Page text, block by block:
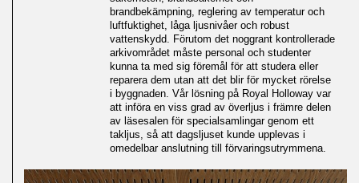
brandbekämpning, reglering av temperatur och
luftfuktighet, låga ljusnivåer och robust
vattenskydd. Förutom det noggrant kontrollerade
arkivområdet måste personal och studenter
kunna ta med sig föremål för att studera eller
reparera dem utan att det blir för mycket rörelse
i byggnaden. Vår lösning på Royal Holloway var
att införa en viss grad av överljus i främre delen
av läsesalen för specialsamlingar genom ett
takljus, så att dagsljuset kunde upplevas i
omedelbar anslutning till förvaringsutrymmena.